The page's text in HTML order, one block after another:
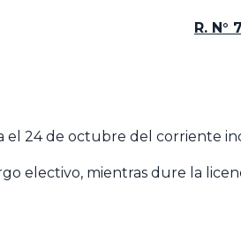
R. N°
el 24 de octubre del corriente
electivo, mientras dure la